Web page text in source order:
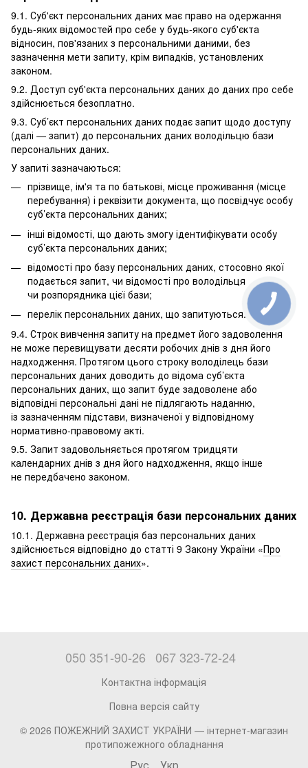
9.1. Суб'єкт персональних даних має право на одержання
будь-яких відомостей про себе у будь-якого суб'єкта
відносин, пов'язаних з персональними даними, без
зазначення мети запиту, крім випадків, установлених
законом.
9.2. Доступ суб'єкта персональних даних до даних про себе
здійснюється безоплатно.
9.3. Суб’єкт персональних даних подає запит щодо доступу
(далі — запит) до персональних даних володільцю бази
персональних даних.
У запиті зазначаються:
прізвище, ім'я та по батькові, місце проживання (місце
перебування) і реквізити документа, що посвідчує особу
суб’єкта персональних даних;
інші відомості, що дають змогу ідентифікувати особу
суб’єкта персональних даних;
відомості про базу персональних даних, стосовно якої
подається запит, чи відомості про володільця
чи розпорядника цієї бази;
перелік персональних даних, що запитуються.
9.4. Строк вивчення запиту на предмет його задоволення
не може перевищувати десяти робочих днів з дня його
надходження. Протягом цього строку володілець бази
персональних даних доводить до відома суб’єкта
персональних даних, що запит буде задоволене або
відповідні персональні дані не підлягають наданню,
із зазначенням підстави, визначеної у відповідному
нормативно-правовому акті.
9.5. Запит задовольняється протягом тридцяти
календарних днів з дня його надходження, якщо інше
не передбачено законом.
10. Державна реєстрація бази персональних даних
10.1. Державна реєстрація баз персональних даних
здійснюється відповідно до статті 9 Закону України «Про
захист персональних даних».
050 351-90-26 067 323-72-24
Контактна інформація
Повна версія сайту
© 2026 ПОЖЕЖНИЙ ЗАХИСТ УКРАЇНИ — інтернет-магазин
протипожежного обладнання